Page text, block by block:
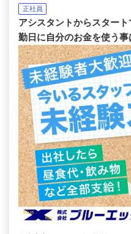
正社員
アシスタントからスター
勤日に自分のお金を使う事